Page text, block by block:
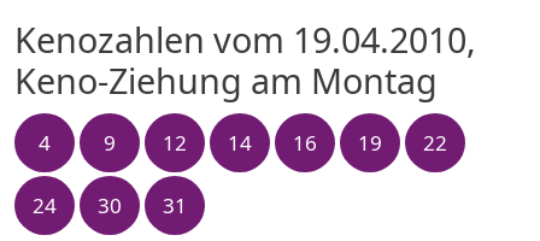
Kenozahlen vom 19.04.2010,
Keno-Ziehung am Montag
4 9 12 14 16 19 22
24 30 31